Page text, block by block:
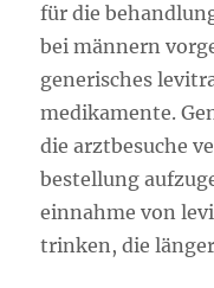
für die
bei männern
generisches
medikamente.
die arztbesuche
bestellung
einnahme von
trinken, die